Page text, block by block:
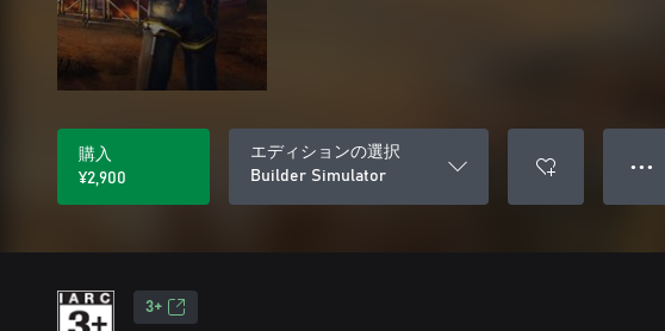
購入
¥2,900
エディションの選択
Builder Simulator
● ● ●
3+